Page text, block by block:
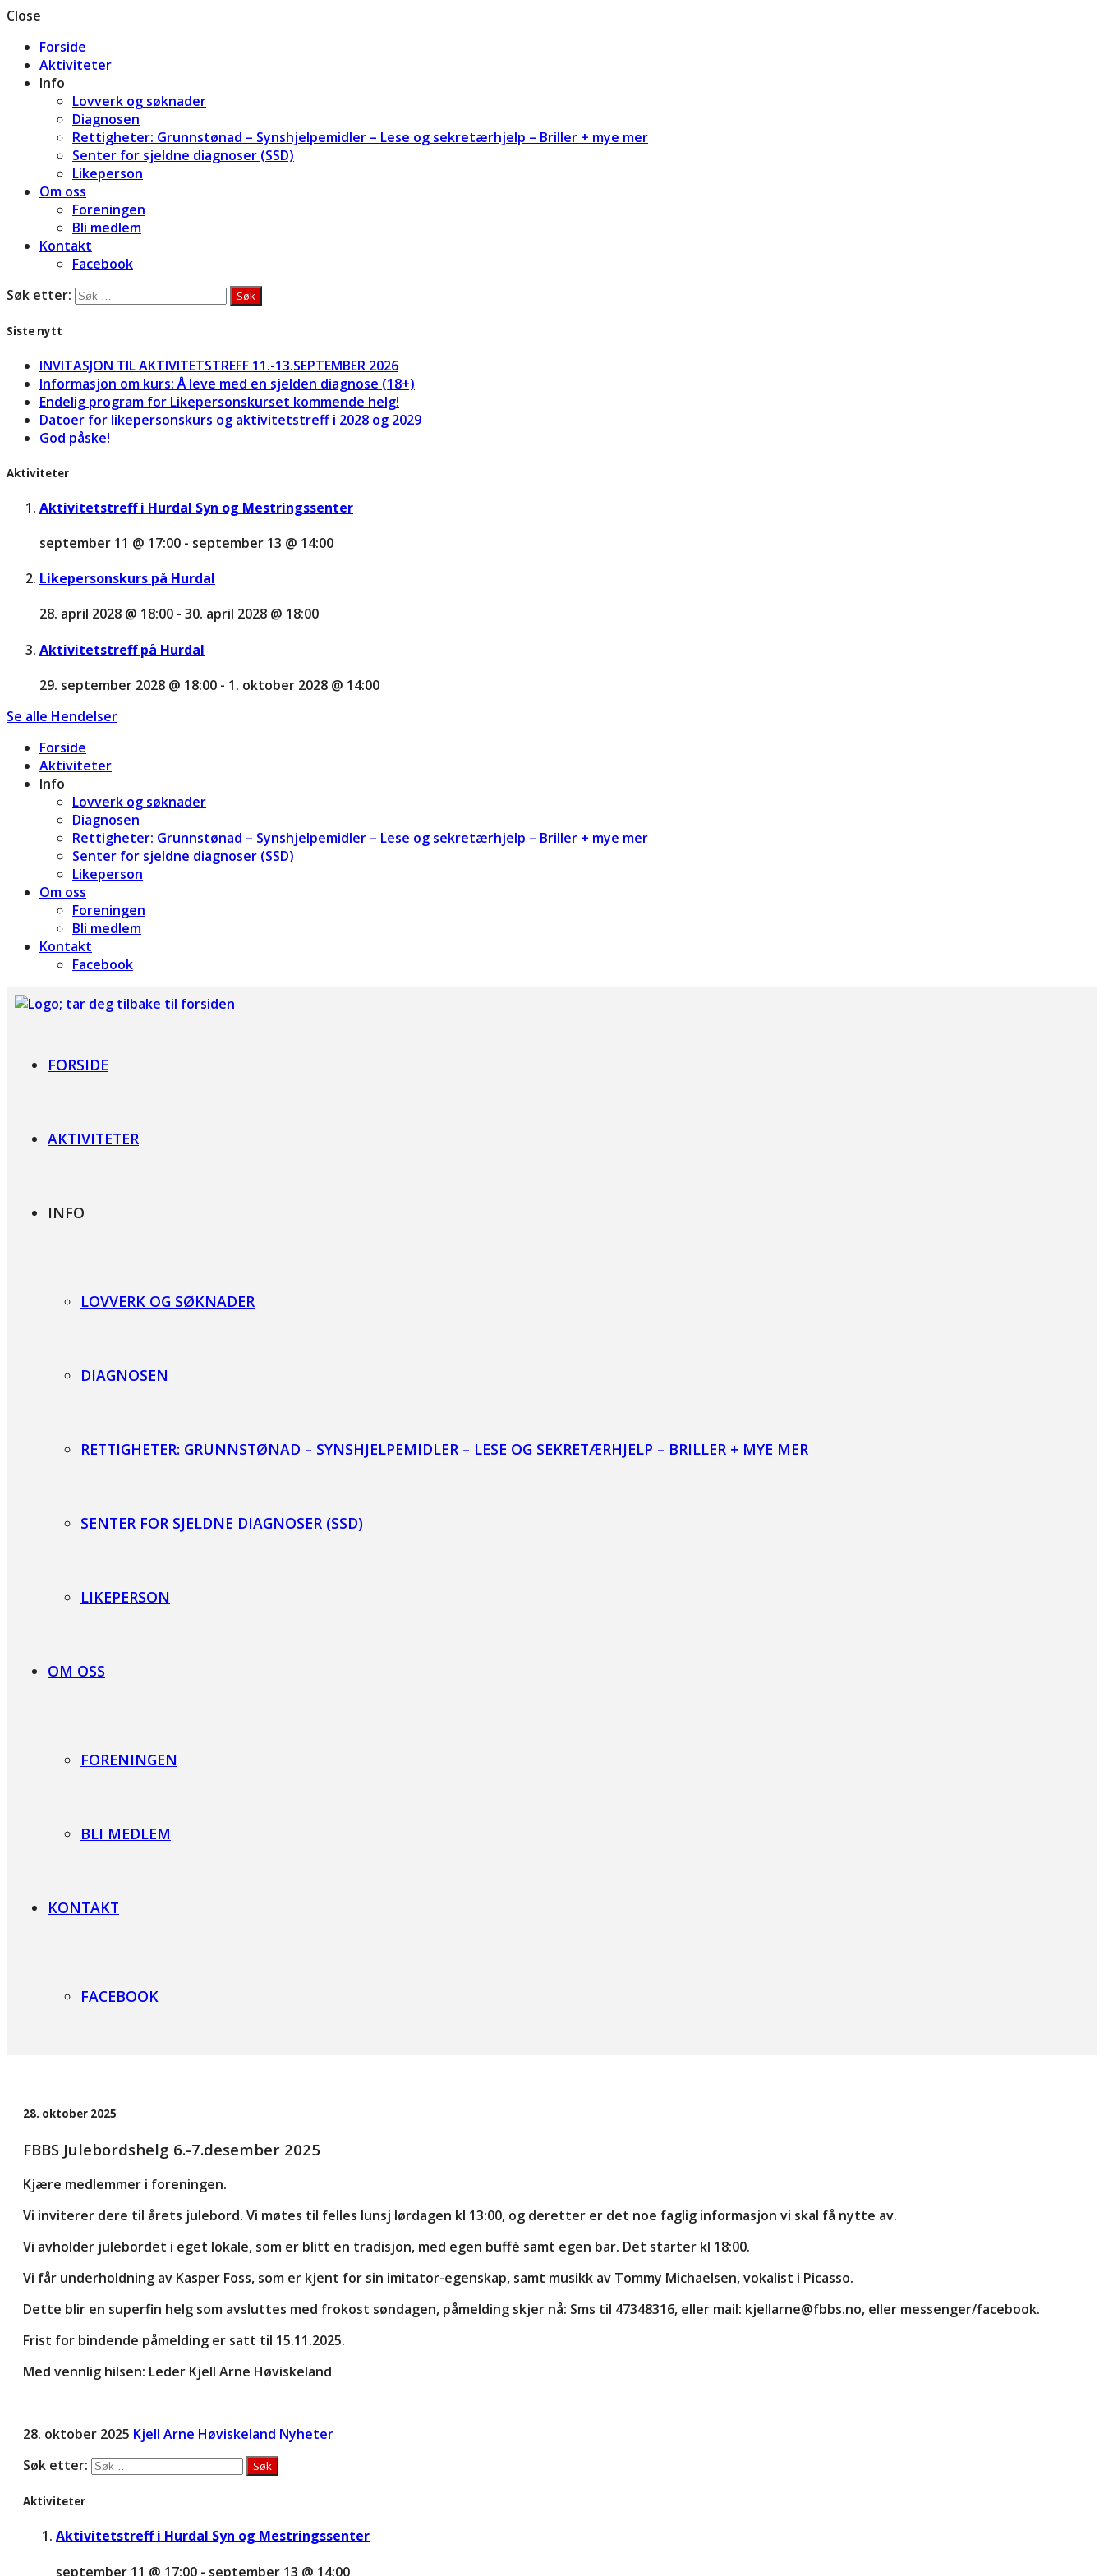
Close
Forside
Aktiviteter
Info
Lovverk og søknader
Diagnosen
Rettigheter: Grunnstønad – Synshjelpemidler – Lese og sekretærhjelp – Briller + mye mer
Senter for sjeldne diagnoser (SSD)
Likeperson
Om oss
Foreningen
Bli medlem
Kontakt
Facebook
Søk etter:
Siste nytt
INVITASJON TIL AKTIVITETSTREFF 11.-13.SEPTEMBER 2026
Informasjon om kurs: Å leve med en sjelden diagnose (18+)
Endelig program for Likepersonskurset kommende helg!
Datoer for likepersonskurs og aktivitetstreff i 2028 og 2029
God påske!
Aktiviteter
Aktivitetstreff i Hurdal Syn og Mestringssenter
september 11 @ 17:00 - september 13 @ 14:00
Likepersonskurs på Hurdal
28. april 2028 @ 18:00 - 30. april 2028 @ 18:00
Aktivitetstreff på Hurdal
29. september 2028 @ 18:00 - 1. oktober 2028 @ 14:00
Se alle Hendelser
Forside
Aktiviteter
Info
Lovverk og søknader
Diagnosen
Rettigheter: Grunnstønad – Synshjelpemidler – Lese og sekretærhjelp – Briller + mye mer
Senter for sjeldne diagnoser (SSD)
Likeperson
Om oss
Foreningen
Bli medlem
Kontakt
Facebook
FORSIDE
AKTIVITETER
INFO
LOVVERK OG SØKNADER
DIAGNOSEN
RETTIGHETER: GRUNNSTØNAD – SYNSHJELPEMIDLER – LESE OG SEKRETÆRHJELP – BRILLER + MYE MER
SENTER FOR SJELDNE DIAGNOSER (SSD)
LIKEPERSON
OM OSS
FORENINGEN
BLI MEDLEM
KONTAKT
FACEBOOK
28. oktober 2025
FBBS Julebordshelg 6.-7.desember 2025
Kjære medlemmer i foreningen.
Vi inviterer dere til årets julebord. Vi møtes til felles lunsj lørdagen kl 13:00, og deretter er det noe faglig informasjon vi skal få nytte av.
Vi avholder julebordet i eget lokale, som er blitt en tradisjon, med egen buffè samt egen bar. Det starter kl 18:00.
Vi får underholdning av Kasper Foss, som er kjent for sin imitator-egenskap, samt musikk av Tommy Michaelsen, vokalist i Picasso.
Dette blir en superfin helg som avsluttes med frokost søndagen, påmelding skjer nå: Sms til 47348316, eller mail: kjellarne@fbbs.no, eller messenger/facebook.
Frist for bindende påmelding er satt til 15.11.2025.
Med vennlig hilsen: Leder Kjell Arne Høviskeland
28. oktober 2025 Kjell Arne Høviskeland Nyheter
Søk etter:
Aktiviteter
Aktivitetstreff i Hurdal Syn og Mestringssenter
september 11 @ 17:00 - september 13 @ 14:00